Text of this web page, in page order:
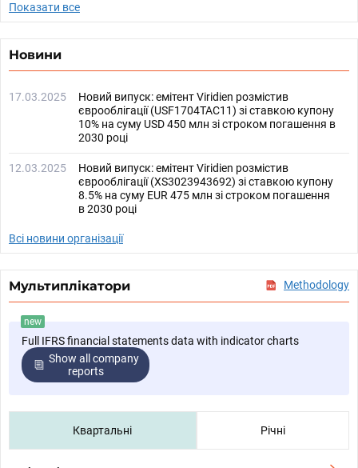
Показати все
Новини
17.03.2025
Новий випуск: емітент Viridien розмістив
єврооблігації (USF1704TAC11) зі ставкою купону
10% на суму USD 450 млн зі строком погашення в
2030 році
12.03.2025
Новий випуск: емітент Viridien розмістив
єврооблігації (XS3023943692) зі ставкою купону
8.5% на суму EUR 475 млн зі строком погашення
в 2030 році
Всі новини організації
Мультиплікатори Methodology
new
Full IFRS financial statements data with indicator charts
Show all company
reports
Квартальні Річні